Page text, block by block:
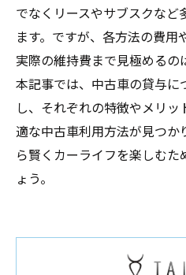
でなくリースやサブスクなど
ます。ですが、各方法の費用
実際の維持費まで見極める
本記事では、中古車の貸与
し、それぞれの特徴やメリ
適な中古車利用方法が見つか
ら賢くカーライフを楽しむ
ょう。